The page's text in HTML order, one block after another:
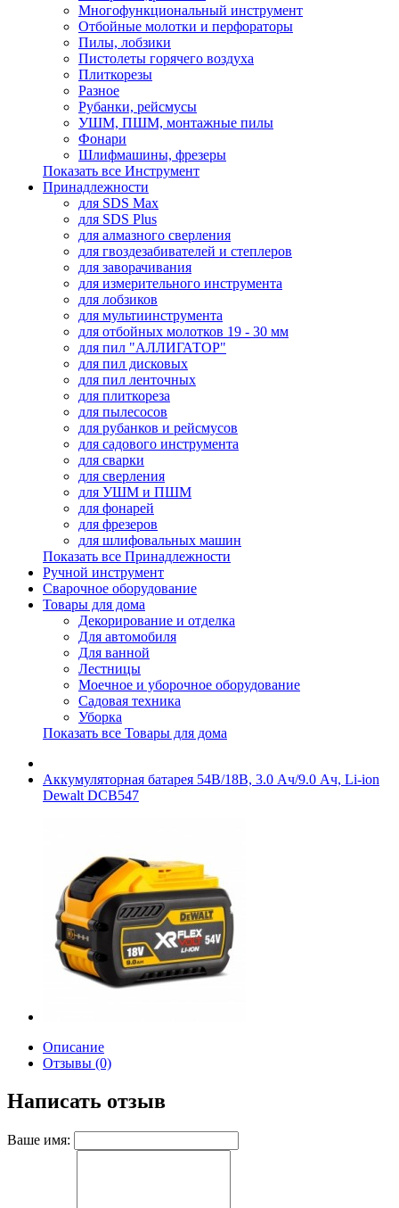
Многофункциональный инструмент
Отбойные молотки и перфораторы
Пилы, лобзики
Пистолеты горячего воздуха
Плиткорезы
Разное
Рубанки, рейсмусы
УШМ, ПШМ, монтажные пилы
Фонари
Шлифмашины, фрезеры
Показать все Инструмент
Принадлежности
для SDS Max
для SDS Plus
для алмазного сверления
для гвоздезабивателей и степлеров
для заворачивания
для измерительного инструмента
для лобзиков
для мультиинструмента
для отбойных молотков 19 - 30 мм
для пил "АЛЛИГАТОР"
для пил дисковых
для пил ленточных
для плиткореза
для пылесосов
для рубанков и рейсмусов
для садового инструмента
для сварки
для сверления
для УШМ и ПШМ
для фонарей
для фрезеров
для шлифовальных машин
Показать все Принадлежности
Ручной инструмент
Сварочное оборудование
Товары для дома
Декорирование и отделка
Для автомобиля
Для ванной
Лестницы
Моечное и уборочное оборудование
Садовая техника
Уборка
Показать все Товары для дома
Аккумуляторная батарея 54В/18В, 3.0 Ач/9.0 Ач, Li-ion
Dewalt DCB547
Описание
Отзывы (0)
Написать отзыв
Ваше имя: